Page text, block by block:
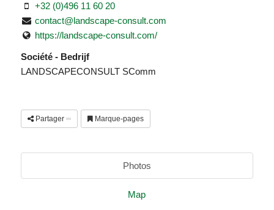
+32 (0)496 11 60 20
contact@landscape-consult.com
https://landscape-consult.com/
Société - Bedrijf
LANDSCAPECONSULT SComm
Partager Marque-pages
Photos
Map